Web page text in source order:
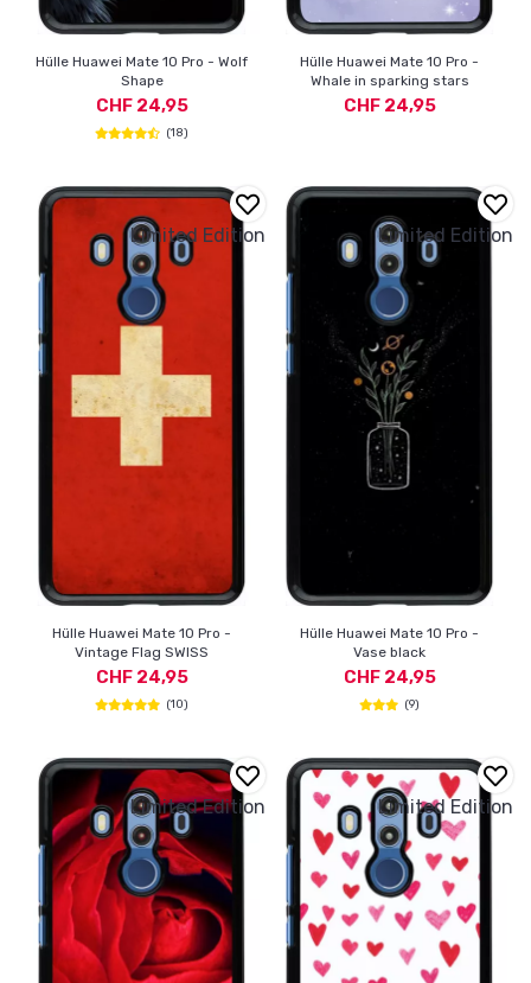
Hülle Huawei Mate 10 Pro - Wolf
Shape
CHF 24,95
(18)
Hülle Huawei Mate 10 Pro -
Whale in sparking stars
CHF 24,95
Hülle Huawei Mate 10 Pro -
Vintage Flag SWISS
CHF 24,95
(10)
Limited Edition
Hülle Huawei Mate 10 Pro -
Vase black
CHF 24,95
(9)
Limited Edition
Limited Edition Limited Edition